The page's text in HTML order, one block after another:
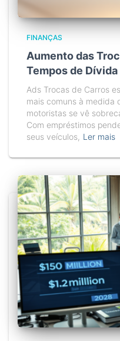
FINANÇAS
Aumento das
Tempos de Dívida
Ads Trocas de Carros
mais comuns à medida
motoristas se vê
Com empréstimos
seus veículos, Ler mais